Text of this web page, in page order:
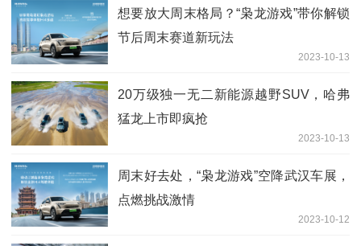
想要放大周末格局？“枭龙游戏”带你解锁
节后周末赛道新玩法
2023-10-13
20万级独一无二新能源越野SUV，哈弗
猛龙上市即疯抢
2023-10-13
周末好去处，“枭龙游戏”空降武汉车展，
点燃挑战激情
2023-10-12